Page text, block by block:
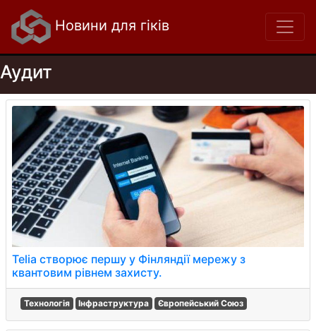
Новини для гіків
Аудит
Telia створює першу у Фінляндії мережу з
квантовим рівнем захисту.
Технологія Інфраструктура Європейський Союз